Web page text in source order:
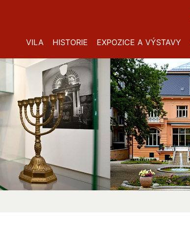
VILA HISTORIE EXPOZICE A VÝSTAVY